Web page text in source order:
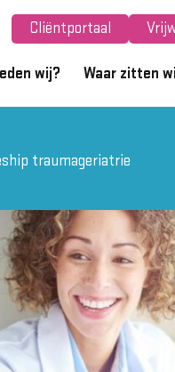
Cliëntportaal
wij? Waar zitten
traumageriatrie